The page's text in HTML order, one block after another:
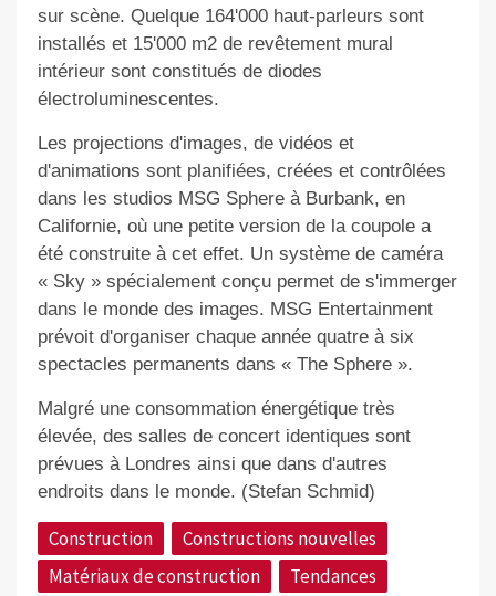
sur scène. Quelque 164'000 haut-parleurs sont
installés et 15'000 m2 de revêtement mural
intérieur sont constitués de diodes
électroluminescentes.
Les projections d'images, de vidéos et
d'animations sont planifiées, créées et contrôlées
dans les studios MSG Sphere à Burbank, en
Californie, où une petite version de la coupole a
été construite à cet effet. Un système de caméra
« Sky » spécialement conçu permet de s'immerger
dans le monde des images. MSG Entertainment
prévoit d'organiser chaque année quatre à six
spectacles permanents dans « The Sphere ».
Malgré une consommation énergétique très
élevée, des salles de concert identiques sont
prévues à Londres ainsi que dans d'autres
endroits dans le monde. (Stefan Schmid)
Construction
Constructions nouvelles
Matériaux de construction
Tendances